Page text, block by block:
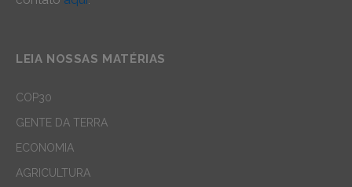
LEIA NOSSAS MATÉRIAS
COP30
GENTE DA TERRA
ECONOMIA
AGRICULTURA